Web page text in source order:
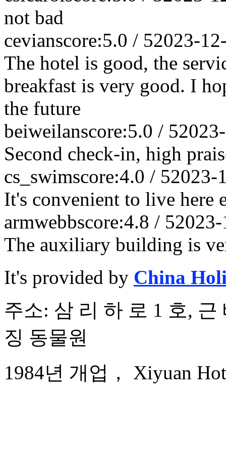
not bad
cevianscore:5.0 / 52023-
The hotel is good, the
breakfast is very good. I
the future
beiweilanscore:5.0 / 5
Second check-in, high
cs_swimscore:4.0 / 52023-
It's convenient to live here
armwebbscore:4.8 / 5
The auxiliary building is
It's provided by China
주소: 삼 리 하 로 1 호,
징 동물원
1984년 개업， Xiyuan